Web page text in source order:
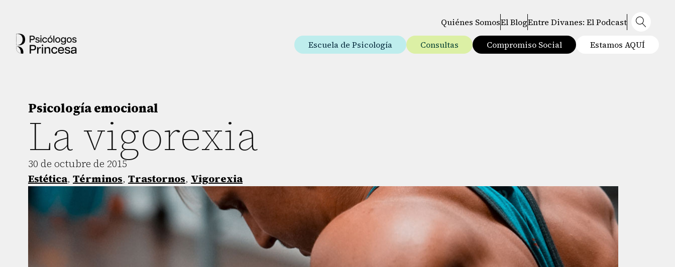
Quiénes SomosEl BlogEntre Divanes: El Podcast
Escuela de Psicología Consultas Compromiso Social Estamos AQUÍ
Psicología emocional
La vigorexia
30 de octubre de 2015
Estética, Términos, Trastornos, Vigorexia